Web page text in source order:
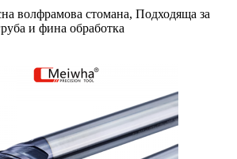
волфрамова стомана, Подходяща за
и фина обработка